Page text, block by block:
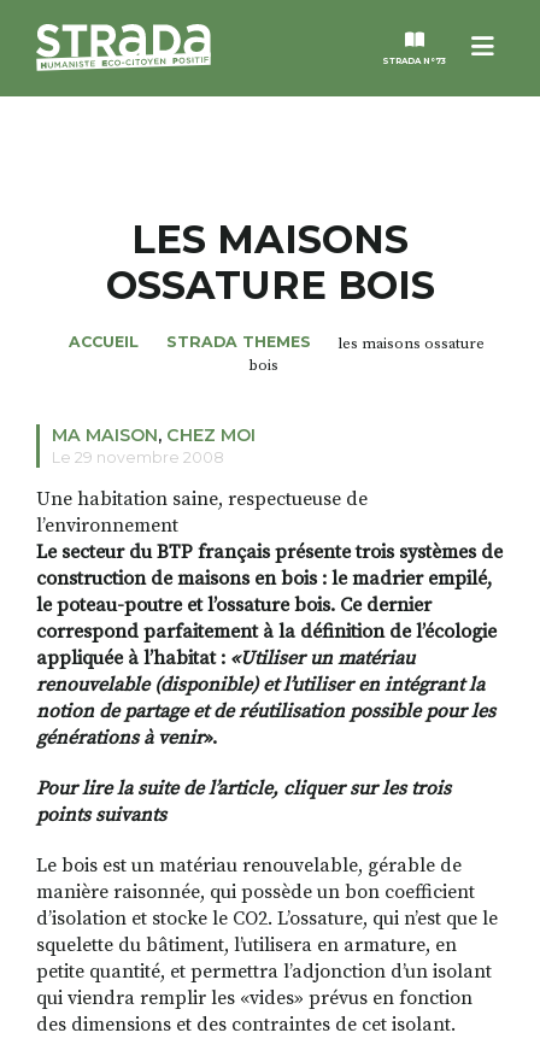
STRADA N°73
MAGAZINES
NOS THÈMES
ALTER STRADA
ROSÉE DE MAI
RECHERCHER
S'ABONNER
S'INSCRIRE À LA NEWSLETTER
FACEBOOKINSTAGRAM
LINKEDINYOUTUBE
LES MAISONS
OSSATURE BOIS
ACCUEIL STRADA THEMES
les maisons ossature
bois
MA MAISON, CHEZ MOI
Le 29 novembre 2008
Une habitation saine, respectueuse de
l’environnement
Le secteur du BTP français présente trois systèmes de
construction de maisons en bois : le madrier empilé,
le poteau-poutre et l’ossature bois. Ce dernier
correspond parfaitement à la définition de l’écologie
appliquée à l’habitat : «Utiliser un matériau
renouvelable (disponible) et l’utiliser en intégrant la
notion de partage et de réutilisation possible pour les
générations à venir».
Pour lire la suite de l’article, cliquer sur les trois
points suivants
Le bois est un matériau renouvelable, gérable de
manière raisonnée, qui possède un bon coefficient
d’isolation et stocke le CO2. L’ossature, qui n’est que le
squelette du bâtiment, l’utilisera en armature, en
petite quantité, et permettra l’adjonction d’un isolant
qui viendra remplir les «vides» prévus en fonction
des dimensions et des contraintes de cet isolant.